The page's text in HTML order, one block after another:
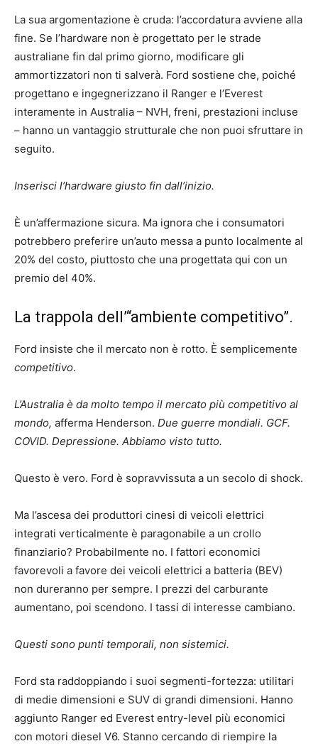
La sua argomentazione è cruda: l’accordatura avviene alla
fine. Se l’hardware non è progettato per le strade
australiane fin dal primo giorno, modificare gli
ammortizzatori non ti salverà. Ford sostiene che, poiché
progettano e ingegnerizzano il Ranger e l’Everest
interamente in Australia – NVH, freni, prestazioni incluse
– hanno un vantaggio strutturale che non puoi sfruttare in
seguito.
Inserisci l’hardware giusto fin dall’inizio.
È un’affermazione sicura. Ma ignora che i consumatori
potrebbero preferire un’auto messa a punto localmente al
20% del costo, piuttosto che una progettata qui con un
premio del 40%.
La trappola dell’“ambiente competitivo”.
Ford insiste che il mercato non è rotto. È semplicemente
competitivo.
L’Australia è da molto tempo il mercato più competitivo al
mondo, afferma Henderson. Due guerre mondiali. GCF.
COVID. Depressione. Abbiamo visto tutto.
Questo è vero. Ford è sopravvissuta a un secolo di shock.
Ma l’ascesa dei produttori cinesi di veicoli elettrici
integrati verticalmente è paragonabile a un crollo
finanziario? Probabilmente no. I fattori economici
favorevoli a favore dei veicoli elettrici a batteria (BEV)
non dureranno per sempre. I prezzi del carburante
aumentano, poi scendono. I tassi di interesse cambiano.
Questi sono punti temporali, non sistemici.
Ford sta raddoppiando i suoi segmenti-fortezza: utilitari
di medie dimensioni e SUV di grandi dimensioni. Hanno
aggiunto Ranger ed Everest entry-level più economici
con motori diesel V6. Stanno cercando di riempire la